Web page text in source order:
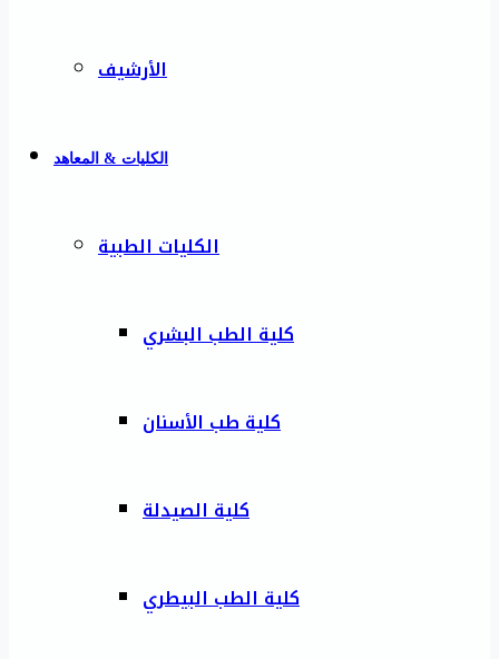
الأرشيف
الكليات & المعاهد
الكليات الطبية
كلية الطب البشري
كلية طب الأسنان
كلية الصيدلة
كلية الطب البيطري